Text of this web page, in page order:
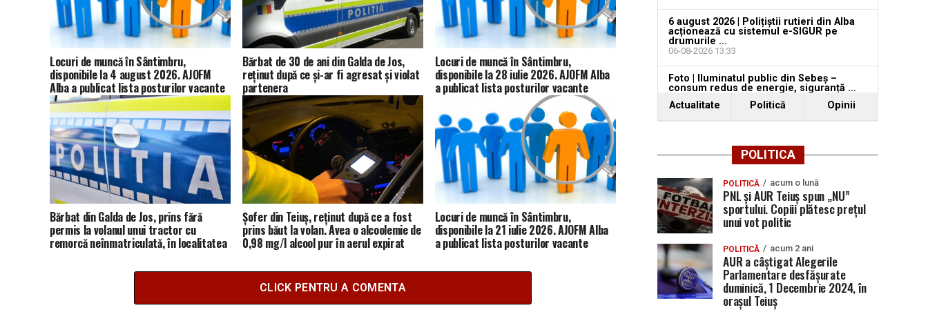
Locuri de muncă în Sântimbru,
disponibile la 4 august 2026. AJOFM
Alba a publicat lista posturilor vacante
Bărbat de 30 de ani din Galda de Jos,
reținut după ce și-ar fi agresat și violat
partenera
Locuri de muncă în Sântimbru,
disponibile la 28 iulie 2026. AJOFM Alba
a publicat lista posturilor vacante
Bărbat din Galda de Jos, prins fără
permis la volanul unui tractor cu
remorcă neînmatriculată, în localitatea
Șofer din Teiuș, reținut după ce a fost
prins băut la volan. Avea o alcoolemie de
0,98 mg/l alcool pur în aerul expirat
Locuri de muncă în Sântimbru,
disponibile la 21 iulie 2026. AJOFM Alba
a publicat lista posturilor vacante
CLICK PENTRU A COMENTA
6 august 2026 | Polițiștii rutieri din Alba
acționează cu sistemul e-SIGUR pe
drumurile ...
06-08-2026 13:33
Foto | Iluminatul public din Sebeș –
consum redus de energie, siguranță ...
Actualitate Politică Opinii
POLITICA
POLITICĂ acum o lună
PNL și AUR Teiuș spun „NU”
sportului. Copiii plătesc prețul
unui vot politic
POLITICĂ acum 2 ani
AUR a câștigat Alegerile
Parlamentare desfășurate
duminică, 1 Decembrie 2024, în
orașul Teiuș